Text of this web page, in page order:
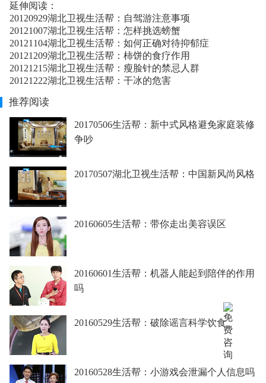
延伸阅读：
20120929湖北卫视生活帮：自驾游注意事项
20121007湖北卫视生活帮：怎样挑选螃蟹
20121104湖北卫视生活帮：如何正确对待抑郁症
20121209湖北卫视生活帮：柿饼的食疗作用
20121215湖北卫视生活帮：瘦脸针的禁忌人群
20121222湖北卫视生活帮：干冰的危害
推荐阅读
20170506生活帮：新中式风格避免家庭装修
争吵
20170507湖北卫视生活帮：中国新风尚风格
20160605生活帮：带你走出美容误区
20160601生活帮：机器人能起到陪伴的作用
吗
20160529生活帮：破除谣言科学饮食
20160528生活帮：小游戏会泄漏个人信息吗